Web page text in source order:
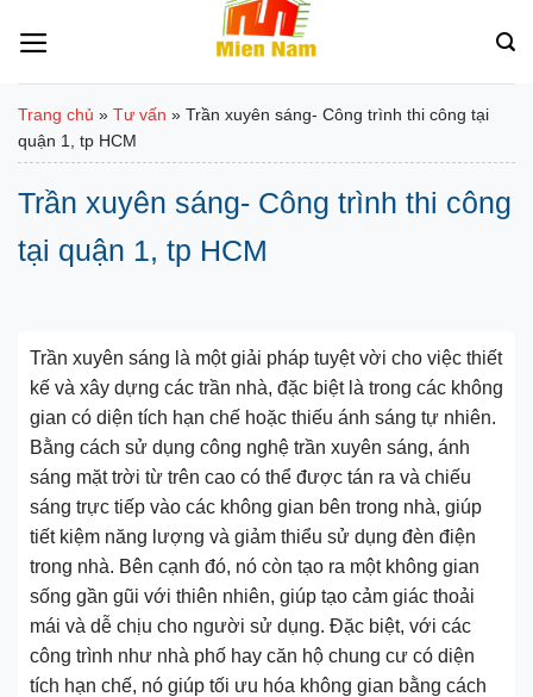
qua
Trang chủ » Tư vấn » Trần xuyên sáng- Công trình thi công tại
quận 1, tp HCM
Trần xuyên sáng- Công trình thi công
tại quận 1, tp HCM
Trần xuyên sáng là một giải pháp tuyệt vời cho việc thiết
kế và xây dựng các trần nhà, đặc biệt là trong các không
gian có diện tích hạn chế hoặc thiếu ánh sáng tự nhiên.
Bằng cách sử dụng công nghệ trần xuyên sáng, ánh
sáng mặt trời từ trên cao có thể được tán ra và chiếu
sáng trực tiếp vào các không gian bên trong nhà, giúp
tiết kiệm năng lượng và giảm thiểu sử dụng đèn điện
trong nhà. Bên cạnh đó, nó còn tạo ra một không gian
sống gần gũi với thiên nhiên, giúp tạo cảm giác thoải
mái và dễ chịu cho người sử dụng. Đặc biệt, với các
công trình như nhà phố hay căn hộ chung cư có diện
tích hạn chế, nó giúp tối ưu hóa không gian bằng cách